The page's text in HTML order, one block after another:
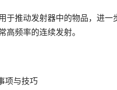
于推动发射器中的物品，进
高频率的连续发射。
项与技巧